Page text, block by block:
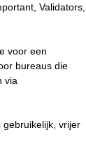
Validators,
voor een
bureaus die
via
vrijer